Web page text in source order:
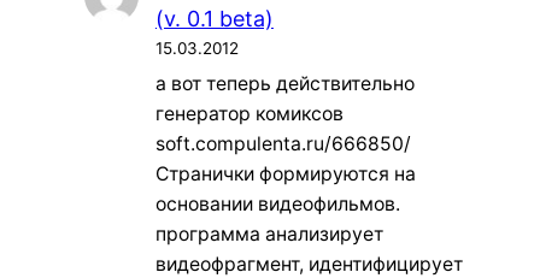
(v. 0.1 beta)
15.03.2012
а вот теперь действительно
генератор комиксов
soft.compulenta.ru/666850/
Странички формируются на
основании видеофильмов.
программа анализирует
видеофрагмент, идентифицирует